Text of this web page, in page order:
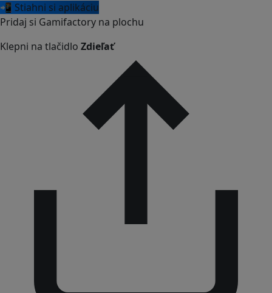
📲 Stiahni si aplikáciu
Pridaj si Gamifactory na plochu
Klepni na tlačidlo Zdieľať